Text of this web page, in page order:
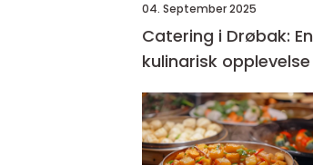
04. September 2025
Catering i Drøbak: En
kulinarisk opplevelse